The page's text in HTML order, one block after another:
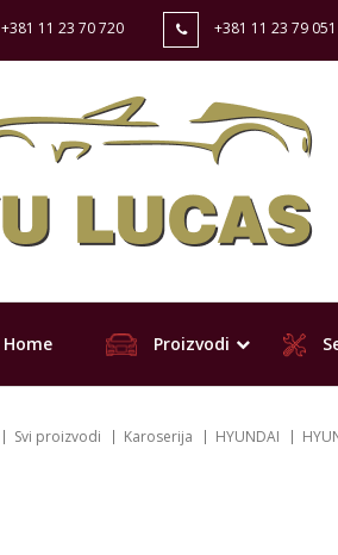
+381 11 23 70 720 +381 11 23 79 051
Home Proizvodi
Svi proizvodi Karoserija HYUNDAI